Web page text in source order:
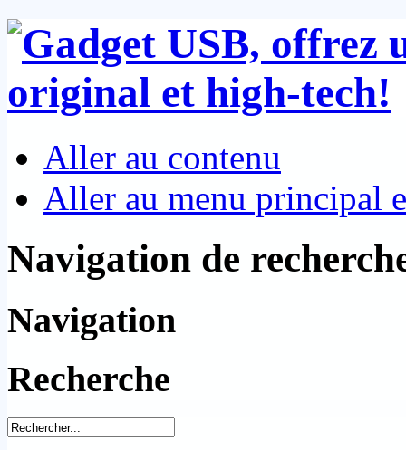
Aller au contenu
Aller au menu principal
Navigation de
Navigation
Recherche